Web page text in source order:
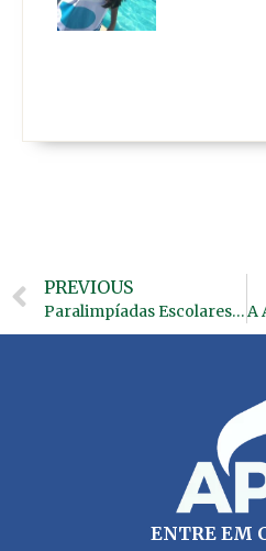
PREVIOUS
Paralimpíadas Escolares 2019
ENTRE EM